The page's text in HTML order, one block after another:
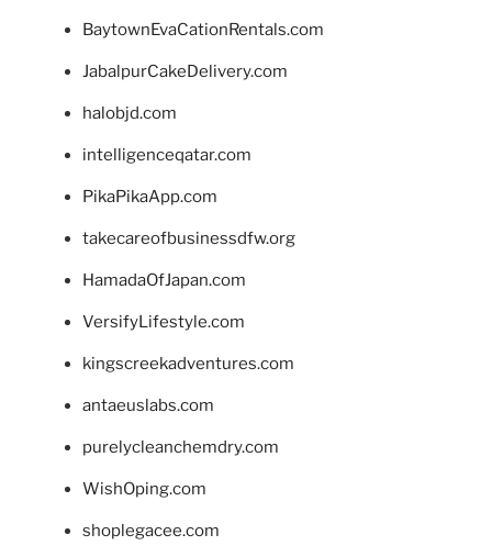
BaytownEvaCationRentals.com
JabalpurCakeDelivery.com
halobjd.com
intelligenceqatar.com
PikaPikaApp.com
takecareofbusinessdfw.org
HamadaOfJapan.com
VersifyLifestyle.com
kingscreekadventures.com
antaeuslabs.com
purelycleanchemdry.com
WishOping.com
shoplegacee.com